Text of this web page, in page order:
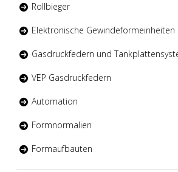
Rollbieger
Elektronische Gewindeformeinheiten
Gasdruckfedern und
VEP Gasdruckfedern
Automation
Formnormalien
Formaufbauten